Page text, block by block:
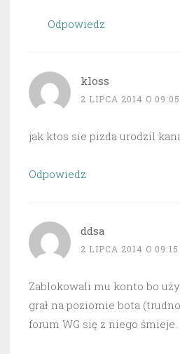
Odpowiedz
kloss
2 LIPCA 2014 O 09:05
jak ktos sie pizda urodzil
Odpowiedz
ddsa
2 LIPCA 2014 O 09:15
Zablokowali mu konto bo
grał na poziomie bota
forum WG się z niego śmieje.